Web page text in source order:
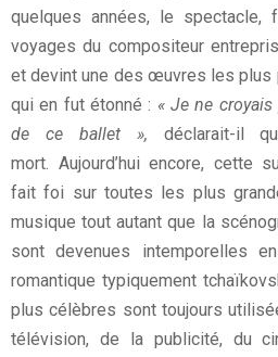
quelques années, le spectacle,
voyages du compositeur
et devint une des œuvres les plus
qui en fut étonné : « Je ne
de ce ballet », déclarait-il
mort. Aujourd’hui encore, cette
fait foi sur toutes les plus
musique tout autant que la
sont devenues intemporelles
romantique typiquement
plus célèbres sont toujours
télévision, de la publicité, du